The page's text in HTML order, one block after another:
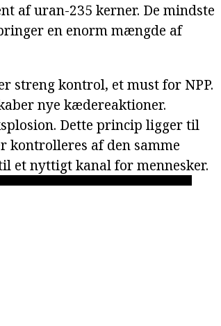
af uran-235 kerner. De mindste
en enorm mængde af
streng kontrol, et must for NPP.
nye kædereaktioner.
Dette princip ligger til
af den samme
et nyttigt kanal for mennesker.